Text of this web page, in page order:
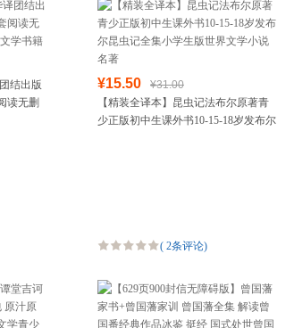
结出版
读无删
¥15.50
¥31.00
【精装全译本】昆虫记法布尔原著青
少正版初中生课外书10-15-18岁发布尔
( 2条评论)